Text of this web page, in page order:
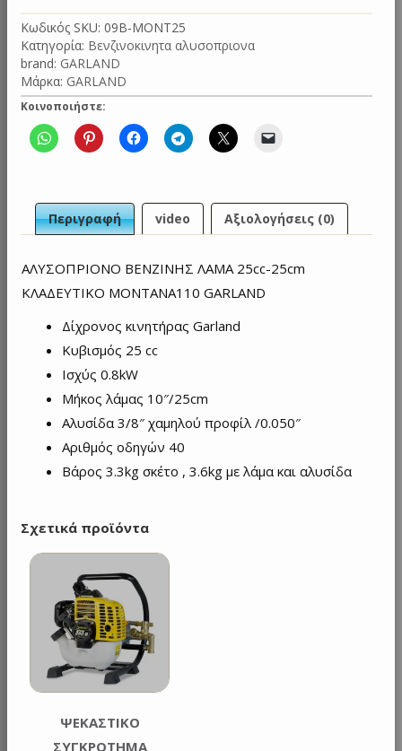
25cc-
25cm
ΚΛΑΔΕΥΤΙΚΟ
MONTANA
110
GARLAND
ποσότητα
Κωδικός SKU: 09B-MONT25
Κατηγορία: Βενζινοκινητα αλυσοπριονα
brand: GARLAND
Μάρκα: GARLAND
Κοινοποιήστε:
Περιγραφή video Αξιολογήσεις (0)
ΑΛΥΣΟΠΡΙΟΝΟ ΒΕΝΖΙΝΗΣ ΛΑΜΑ 25cc-25cm
ΚΛΑΔΕΥΤΙΚΟ MONTANA110 GARLAND
Δίχρονος κινητήρας Garland
Κυβισμός 25 cc
Ισχύς 0.8kW
Μήκος λάμας 10″/25cm
Αλυσίδα 3/8″ χαμηλού προφίλ /0.050″
Αριθμός οδηγών 40
Βάρος 3.3kg σκέτο , 3.6kg με λάμα και αλυσίδα
Σχετικά προϊόντα
ΨΕΚΑΣΤΙΚΟ
ΣΥΓΚΡΟΤΗΜΑ